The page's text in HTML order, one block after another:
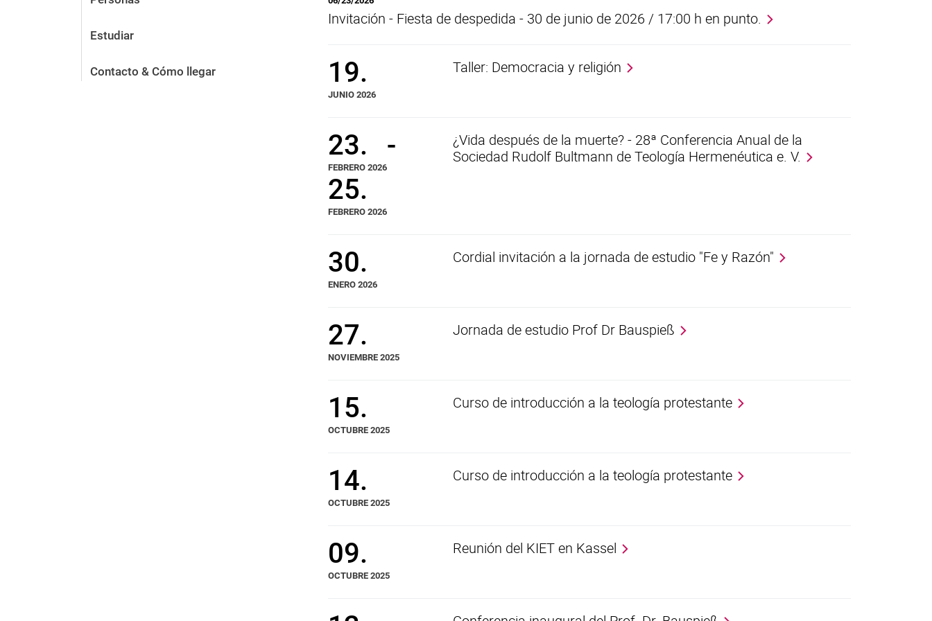
Estudiar
Contacto & Cómo llegar
Invitación - Fiesta de despedida - 30 de junio de 2026 / 17:00 h en punto.
19.
JUNIO 2026
Taller: Democracia y religión
23.
FEBRERO 2026
-
25.
FEBRERO 2026
¿Vida después de la muerte? - 28ª Conferencia Anual de la
Sociedad Rudolf Bultmann de Teología Hermenéutica e. V.
30.
ENERO 2026
Cordial invitación a la jornada de estudio "Fe y Razón"
27.
NOVIEMBRE 2025
Jornada de estudio Prof Dr Bauspieß
15.
OCTUBRE 2025
Curso de introducción a la teología protestante
14.
OCTUBRE 2025
Curso de introducción a la teología protestante
09.
OCTUBRE 2025
Reunión del KIET en Kassel